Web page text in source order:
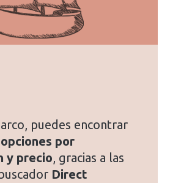
puedes encontrar
por
y precio, gracias a las
Direct